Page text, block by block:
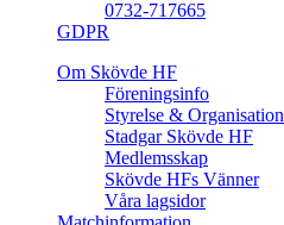
0732-717665
GDPR
Om Skövde HF
Föreningsinfo
Styrelse & Organisation
Stadgar Skövde HF
Medlemsskap
Skövde HFs Vänner
Våra lagsidor